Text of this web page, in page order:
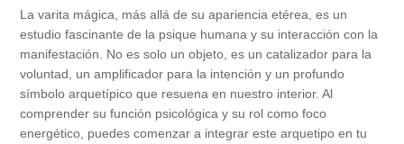
La varita mágica, más allá de su apariencia etérea, es un
estudio fascinante de la psique humana y su interacción con la
manifestación. No es solo un objeto, es un catalizador para la
voluntad, un amplificador para la intención y un profundo
símbolo arquetípico que resuena en nuestro interior. Al
comprender su función psicológica y su rol como foco
energético, puedes comenzar a integrar este arquetipo en tu